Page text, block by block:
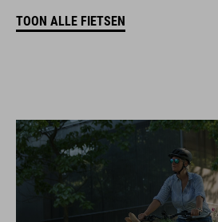
TOON ALLE FIETSEN